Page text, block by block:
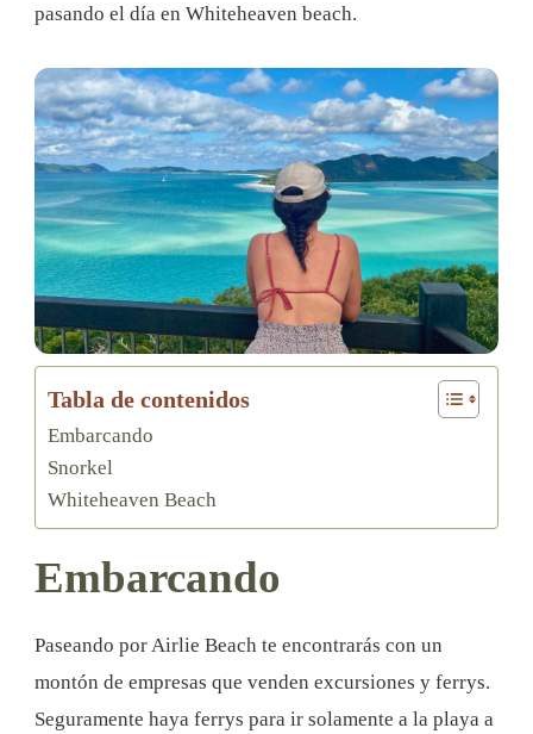
pasando el día en Whiteheaven beach.
Tabla de contenidos
Embarcando
Snorkel
Whiteheaven Beach
Embarcando
Paseando por Airlie Beach te encontrarás con un
montón de empresas que venden excursiones y ferrys.
Seguramente haya ferrys para ir solamente a la playa a